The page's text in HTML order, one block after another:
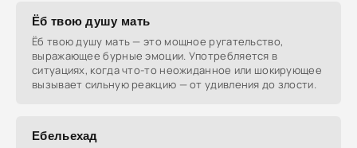
Ёб твою душу мать
Ёб твою душу мать — это мощное ругательство,
выражающее бурные эмоции. Употребляется в
ситуациях, когда что-то неожиданное или шокирующее
вызывает сильную реакцию — от удивления до злости.
Ебельехад